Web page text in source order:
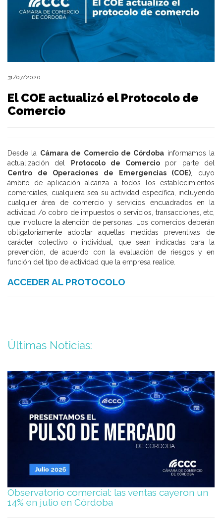
31/07/2020
El COE actualizó el Protocolo de
Comercio
Desde la Cámara de Comercio de Córdoba informamos la
actualización del
Protocolo de Comercio por parte del
Centro de Operaciones de Emergencias (COE), cuyo
ámbito de aplicación alcanza a todos los establecimientos
comerciales, cualquiera sea su actividad específica, incluyendo
cualquier área de comercio y servicios encuadrados en la
actividad /o cobro de impuestos o servicios, transacciones, etc,
que involucre la atención de personas. Los comercios deberán
obligatoriamente adoptar aquellas medidas preventivas de
carácter colectivo o individual, que sean indicadas para la
prevención, de acuerdo con la evaluación de riesgos y en
función del tipo de actividad que la empresa realice.
ACCEDER AL PROTOCOLO
Últimas Noticias:
Observatorio comercial: las ventas cayeron un
14% en julio en Córdoba